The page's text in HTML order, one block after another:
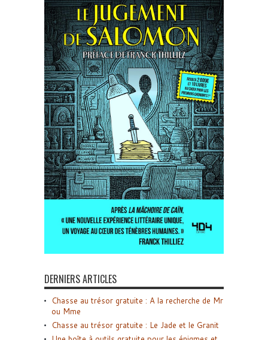
DERNIERS ARTICLES
Chasse au trésor gratuite : A la recherche de Mr
ou Mme
Chasse au trésor gratuite : Le Jade et le Granit